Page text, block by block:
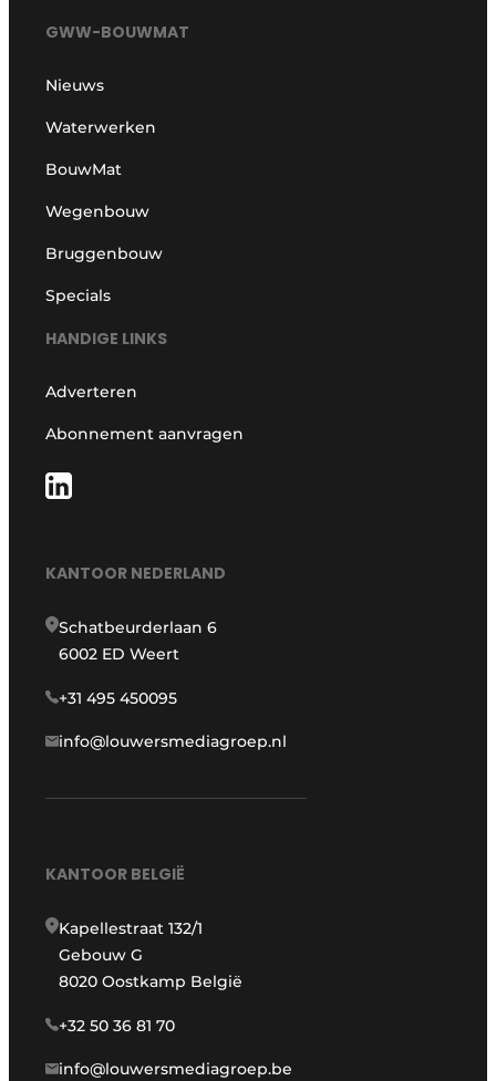
GWW-BOUWMAT
Nieuws
Waterwerken
BouwMat
Wegenbouw
Bruggenbouw
Specials
HANDIGE LINKS
Adverteren
Abonnement aanvragen
KANTOOR NEDERLAND
Schatbeurderlaan 6
6002 ED Weert
+31 495 450095
info@louwersmediagroep.nl
KANTOOR BELGIË
Kapellestraat 132/1
Gebouw G
8020 Oostkamp België
+32 50 36 81 70
info@louwersmediagroep.be